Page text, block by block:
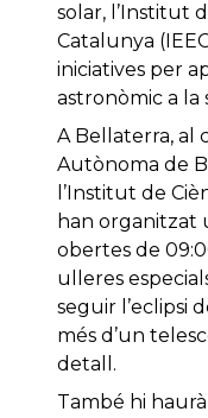
solar, l’Institut
Catalunya
iniciatives per
astronòmic a la
A Bellaterra, al
Autònoma de
l’Institut de
han organitzat
obertes de
ulleres
seguir l’eclipsi
més d’un
detall.
També hi